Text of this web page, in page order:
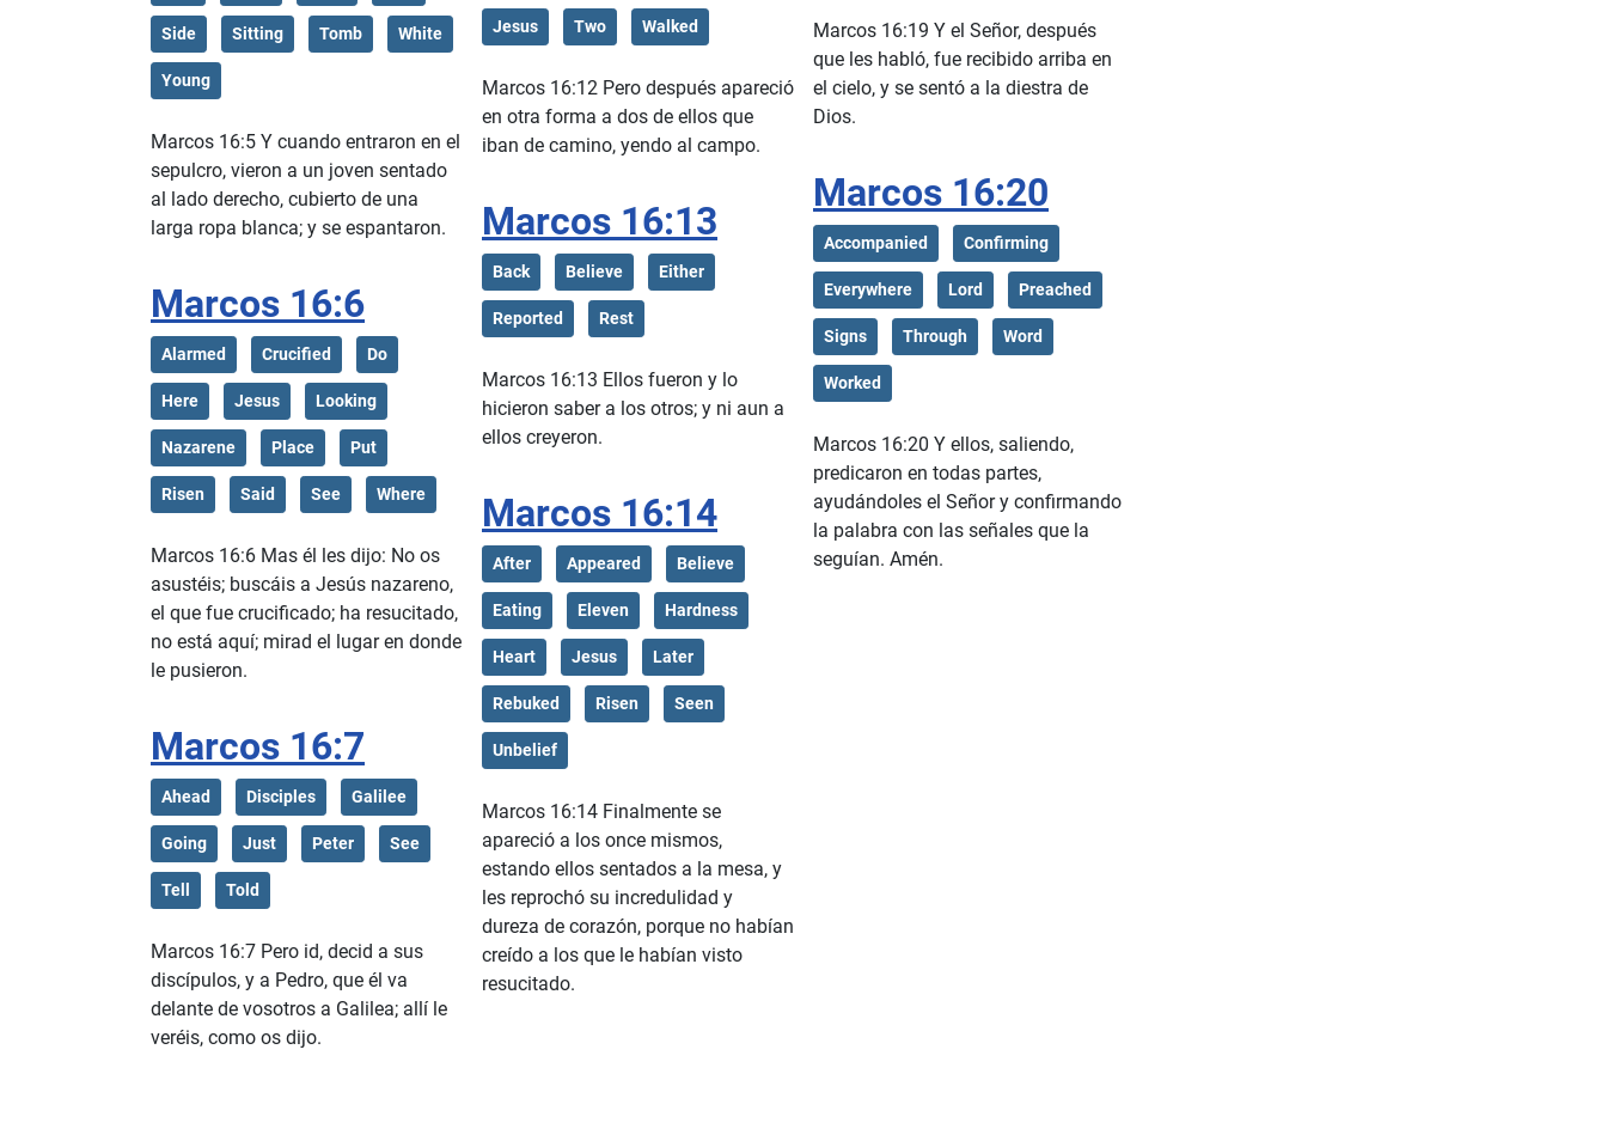
Side Sitting Tomb White
Young
Marcos 16:5 Y cuando entraron en el
sepulcro, vieron a un joven sentado
al lado derecho, cubierto de una
larga ropa blanca; y se espantaron.
Marcos 16:6
Alarmed Crucified Do
Here Jesus Looking
Nazarene Place Put
Risen Said See Where
Marcos 16:6 Mas él les dijo: No os
asustéis; buscáis a Jesús nazareno,
el que fue crucificado; ha resucitado,
no está aquí; mirad el lugar en donde
le pusieron.
Marcos 16:7
Ahead Disciples Galilee
Going Just Peter See
Tell Told
Marcos 16:7 Pero id, decid a sus
discípulos, y a Pedro, que él va
delante de vosotros a Galilea; allí le
veréis, como os dijo.
Jesus Two Walked
Marcos 16:12 Pero después apareció
en otra forma a dos de ellos que
iban de camino, yendo al campo.
Marcos 16:13
Back Believe Either
Reported Rest
Marcos 16:13 Ellos fueron y lo
hicieron saber a los otros; y ni aun a
ellos creyeron.
Marcos 16:14
After Appeared Believe
Eating Eleven Hardness
Heart Jesus Later
Rebuked Risen Seen
Unbelief
Marcos 16:14 Finalmente se
apareció a los once mismos,
estando ellos sentados a la mesa, y
les reprochó su incredulidad y
dureza de corazón, porque no habían
creído a los que le habían visto
resucitado.
Marcos 16:19 Y el Señor, después
que les habló, fue recibido arriba en
el cielo, y se sentó a la diestra de
Dios.
Marcos 16:20
Accompanied Confirming
Everywhere Lord Preached
Signs Through Word
Worked
Marcos 16:20 Y ellos, saliendo,
predicaron en todas partes,
ayudándoles el Señor y confirmando
la palabra con las señales que la
seguían. Amén.